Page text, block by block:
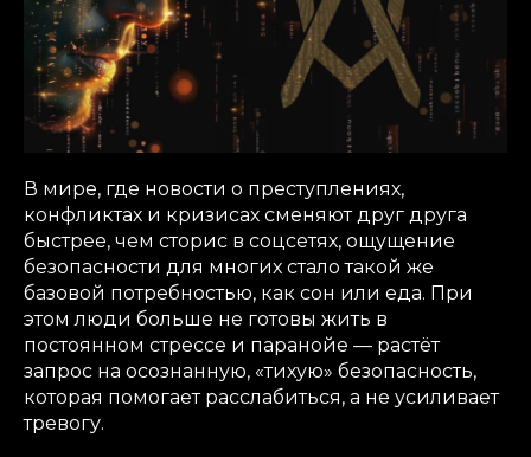
В мире, где новости о преступлениях,
конфликтах и кризисах сменяют друг друга
быстрее, чем сторис в соцсетях, ощущение
безопасности для многих стало такой же
базовой потребностью, как сон или еда. При
этом люди больше не готовы жить в
постоянном стрессе и паранойе — растёт
запрос на осознанную, «тихую» безопасность,
которая помогает расслабиться, а не усиливает
тревогу.